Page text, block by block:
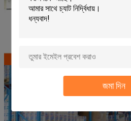
জমা দিন